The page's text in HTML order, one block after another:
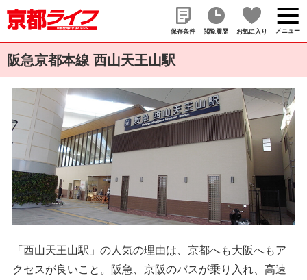
保存条件 閲覧履歴 お気に入り メニュー
阪急京都本線 西山天王山駅
「西山天王山駅」の人気の理由は、京都へも大阪へもア
クセスが良いこと。阪急、京阪のバスが乗り入れ、高速